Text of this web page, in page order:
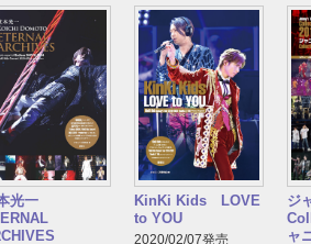
光一
KinKi Kids LOVE
to YOU
2020/02/07発売
ジ
ャ